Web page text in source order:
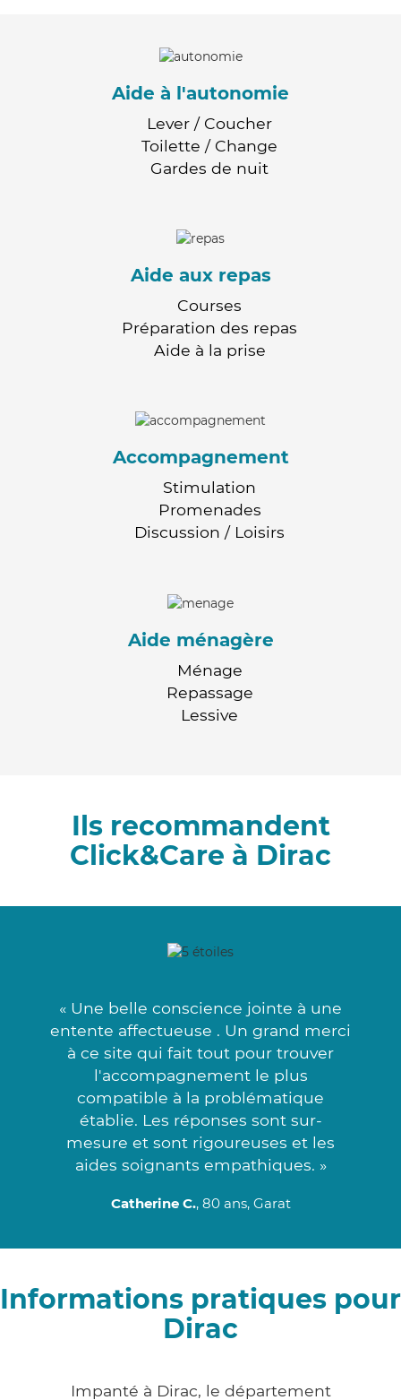
Aide à l'autonomie
Lever / Coucher
Toilette / Change
Gardes de nuit
Aide aux repas
Courses
Préparation des repas
Aide à la prise
Accompagnement
Stimulation
Promenades
Discussion / Loisirs
Aide ménagère
Ménage
Repassage
Lessive
Ils recommandent
Click&Care à Dirac
« Une belle conscience jointe à une
entente affectueuse . Un grand merci
à ce site qui fait tout pour trouver
l'accompagnement le plus
compatible à la problématique
établie. Les réponses sont sur-
mesure et sont rigoureuses et les
aides soignants empathiques. »
Catherine C., 80 ans, Garat
Informations pratiques pour
Dirac
Impanté à Dirac, le département